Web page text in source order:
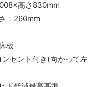
高さ830mm
：260mm
板
ンセント付き(向かって左